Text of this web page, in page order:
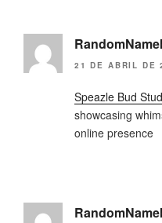
21 DE ABRIL DE
Speazle Bud
showcasing
online presence